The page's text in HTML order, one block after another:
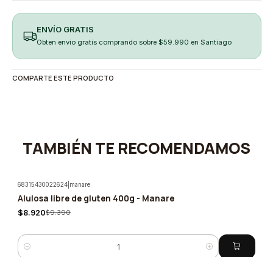
ENVÍO GRATIS
Obten envio gratis comprando sobre $59.990 en Santiago
COMPARTE ESTE PRODUCTO
TAMBIÉN TE RECOMENDAMOS
-5%
68315430022624 manare
Alulosa libre de gluten 400g - Manare
$8.920$9.390
Cantidad